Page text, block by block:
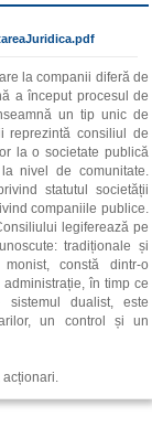
la companii diferă de
a început procesul de
un tip unic de
reprezintă consiliul de
la o societate publică
nivel de comunitate.
statutul societății
companiile publice.
legiferează pe
tradiționale și
constă dintr-o
în timp ce
dualist, este
un control și un
acționari.